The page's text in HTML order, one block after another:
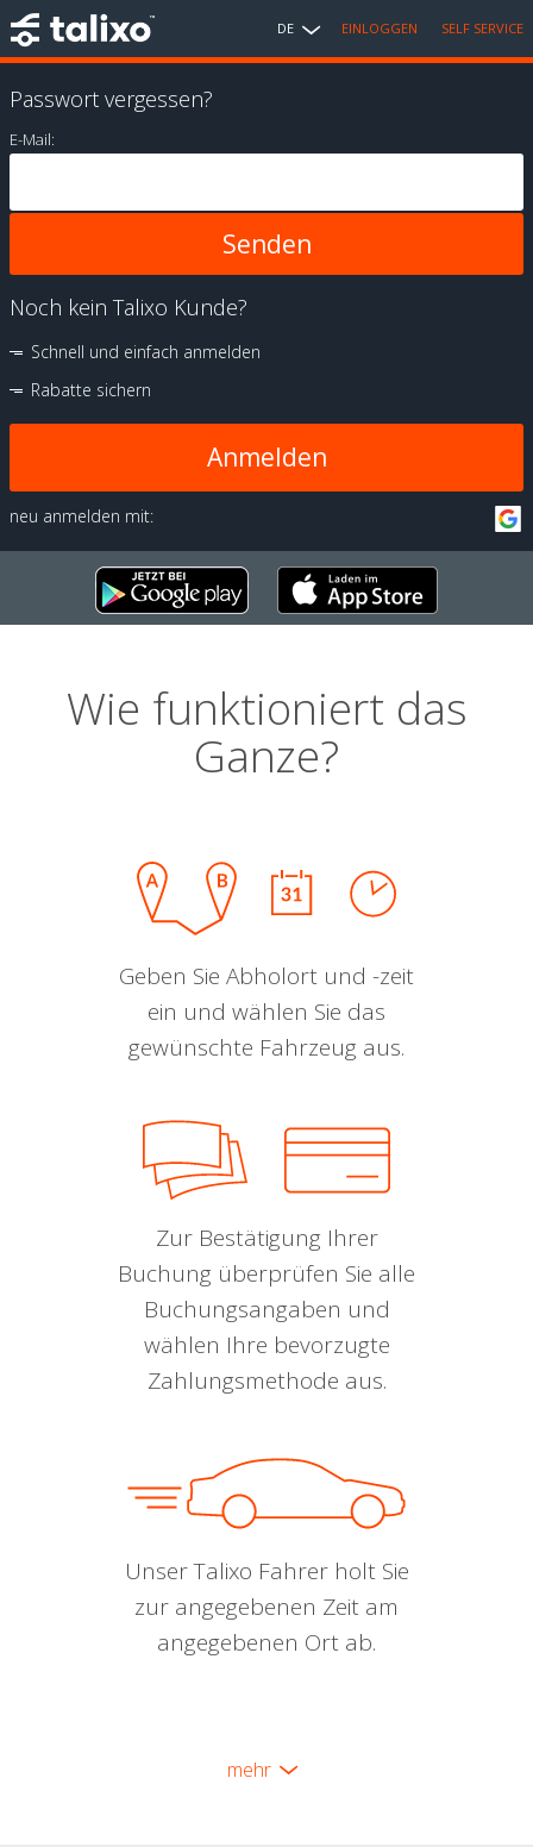
DE EINLOGGEN SELF SERVICE
Passwort vergessen?
E-Mail:
Noch kein Talixo Kunde?
Schnell und einfach anmelden
Rabatte sichern
Anmelden
neu anmelden mit:
Wie funktioniert das
Ganze?
Geben Sie Abholort und -zeit
ein und wählen Sie das
gewünschte Fahrzeug aus.
Zur Bestätigung Ihrer
Buchung überprüfen Sie alle
Buchungsangaben und
wählen Ihre bevorzugte
Zahlungsmethode aus.
Unser Talixo Fahrer holt Sie
zur angegebenen Zeit am
angegebenen Ort ab.
mehr